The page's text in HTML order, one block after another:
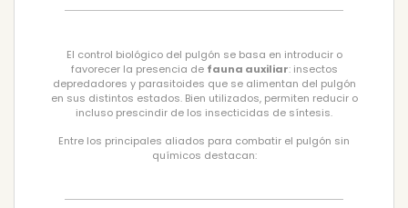
El control biológico del pulgón se basa en introducir o
favorecer la presencia de fauna auxiliar: insectos
depredadores y parasitoides que se alimentan del pulgón
en sus distintos estados. Bien utilizados, permiten reducir o
incluso prescindir de los insecticidas de síntesis.
Entre los principales aliados para combatir el pulgón sin
químicos destacan: